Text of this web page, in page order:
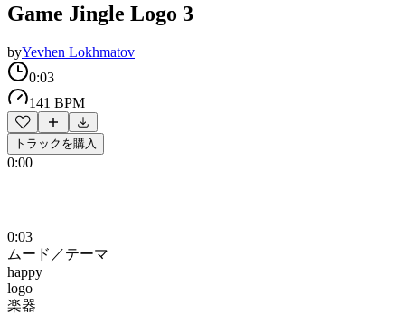
Game Jingle Logo 3
byYevhen Lokhmatov
0:03
141 BPM
トラックを購入
0:00
0:03
ムード／テーマ
happy
logo
楽器